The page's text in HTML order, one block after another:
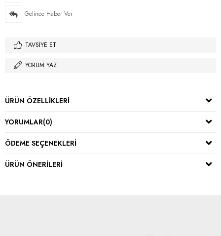
Gelince Haber Ver
TAVSIYE ET
YORUM YAZ
ÜRÜN ÖZELLIKLERI
YORUMLAR(0)
ÖDEME SEÇENEKLERI
ÜRÜN ÖNERILERI